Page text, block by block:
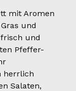
mit Aromen
und
und
Pfeffer-
herrlich
Salaten,